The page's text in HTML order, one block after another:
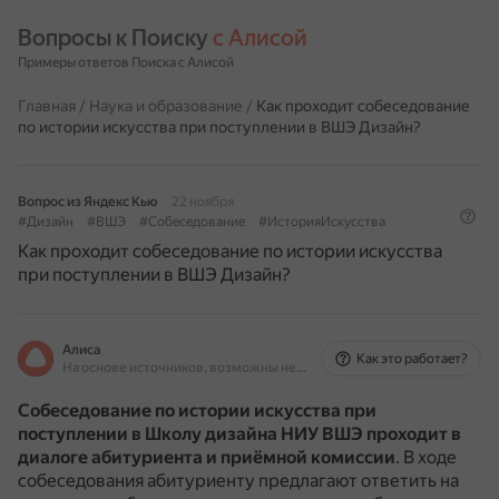
Вопросы к Поиску с Алисой
Примеры ответов Поиска с Алисой
Главная / Наука и образование / Как проходит собеседование
по истории искусства при поступлении в ВШЭ Дизайн?
Вопрос из Яндекс Кью
22 ноября
#Дизайн
#ВШЭ #Собеседование #ИсторияИскусства
Как проходит собеседование по истории искусства
при поступлении в ВШЭ Дизайн?
Алиса
На основе источников, возможны неточности
Как это работает?
Собеседование по истории искусства при
поступлении в Школу дизайна НИУ ВШЭ проходит в
диалоге абитуриента и приёмной комиссии. В ходе
собеседования абитуриенту предлагают ответить на